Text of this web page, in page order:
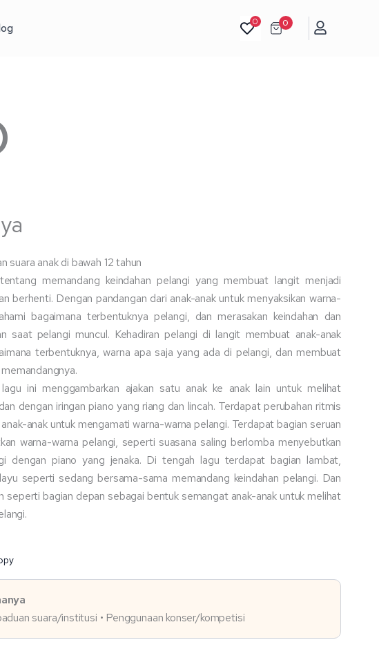
0 0
suara anak di bawah 12 tahun
memandang keindahan pelangi yang membuat langit menjadi
berhenti. Dengan pandangan dari anak-anak untuk menyaksikan warna-
bagaimana terbentuknya pelangi, dan merasakan keindahan dan
saat pelangi muncul. Kehadiran pelangi di langit membuat anak-anak
terbentuknya, warna apa saja yang ada di pelangi, dan membuat
ini menggambarkan ajakan satu anak ke anak lain untuk melihat
dengan iringan piano yang riang dan lincah. Terdapat perubahan ritmis
anak untuk mengamati warna-warna pelangi. Terdapat bagian seruan
warna-warna pelangi, seperti suasana saling berlomba menyebutkan
dengan piano yang jenaka. Di tengah lagu terdapat bagian lambat,
seperti sedang bersama-sama memandang keindahan pelangi. Dan
seperti bagian depan sebagai bentuk semangat anak-anak untuk melihat
suara/institusi • Penggunaan konser/kompetisi